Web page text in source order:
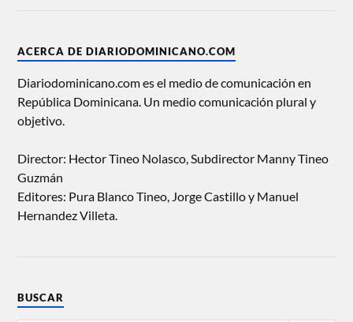
ACERCA DE DIARIODOMINICANO.COM
Diariodominicano.com es el medio de comunicación en
República Dominicana. Un medio comunicación plural y
objetivo.
Director: Hector Tineo Nolasco, Subdirector Manny Tineo
Guzmán
Editores: Pura Blanco Tineo, Jorge Castillo y Manuel
Hernandez Villeta.
BUSCAR